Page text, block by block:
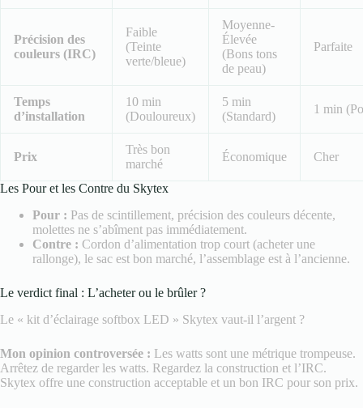
Précision des
couleurs (IRC)
Faible
(Teinte
verte/bleue)
Moyenne-
Élevée
(Bons tons
de peau)
Parfaite
Temps
d’installation
10 min
(Douloureux)
5 min
(Standard)
1 min
Prix
Très bon
marché
Économique Cher
Les Pour et les Contre du Skytex
Pour : Pas de scintillement, précision des couleurs décente,
molettes ne s’abîment pas immédiatement.
Contre : Cordon d’alimentation trop court (acheter une
rallonge), le sac est bon marché, l’assemblage est à l’ancienne.
Le verdict final : L’acheter ou le brûler ?
Le « kit d’éclairage softbox LED » Skytex vaut-il l’argent ?
Mon opinion controversée : Les watts sont une métrique trompeuse.
Arrêtez de regarder les watts. Regardez la construction et l’IRC.
Skytex offre une construction acceptable et un bon IRC pour son prix.